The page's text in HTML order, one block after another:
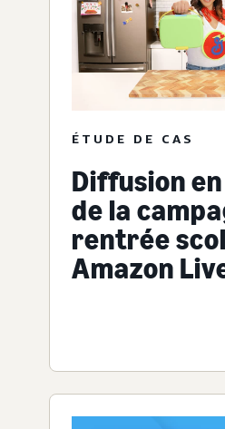
ÉTUDE DE CAS
Diffusion
de la
rentrée
Amazon